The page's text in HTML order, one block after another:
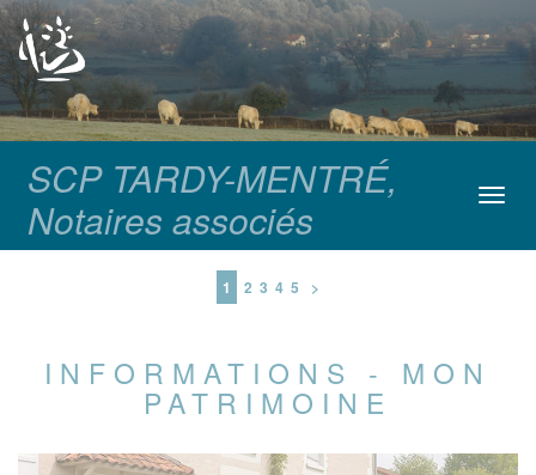
SCP TARDY-MENTRÉ,
Notaires associés
1 2 3 4 5 >
INFORMATIONS - MON
PATRIMOINE